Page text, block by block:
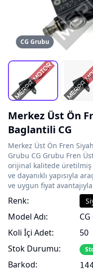
CG Grubu
Merkez Üst Ön
Baglantili CG
Merkez Üst Ön Fren
Grubu CG Grubu Fren
orijinal kalitede
ve dayanıklı yapısıyla
ve uygun fiyat
Renk:
Model Adı:
Koli İçi Adet:
Stok Durumu:
Barkod:
50